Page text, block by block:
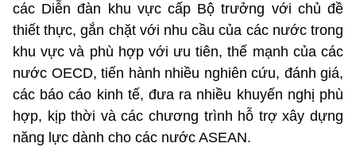
các Diễn đàn khu vực cấp Bộ trưởng với chủ đề
thiết thực, gắn chặt với nhu cầu của các nước trong
khu vực và phù hợp với ưu tiên, thế mạnh của các
nước OECD, tiến hành nhiều nghiên cứu, đánh giá,
các báo cáo kinh tế, đưa ra nhiều khuyến nghị phù
hợp, kịp thời và các chương trình hỗ trợ xây dựng
năng lực dành cho các nước ASEAN.